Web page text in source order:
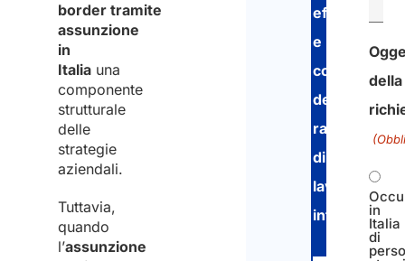
border tramite
assunzione
in
Italia una
componente
strutturale
delle
strategie
aziendali.
Tuttavia,
quando
l’assunzione
efficiente
e
conforme
dei
rapporti
di
lavoro
della
in
Italia
di